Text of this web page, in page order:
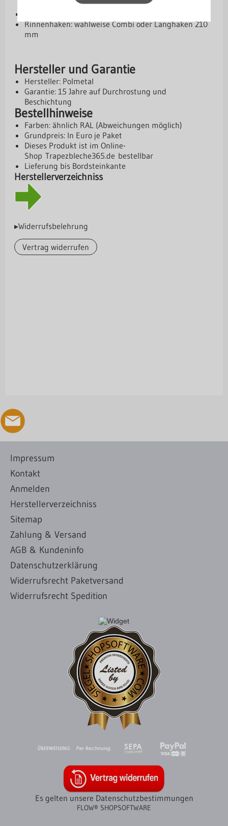
Rinnenhaken: wahlweise Combi oder Langhaken 210
mm
Hersteller und Garantie
Hersteller: Polmetal
Garantie: 15 Jahre auf Durchrostung und
Beschichtung
Bestellhinweise
Farben: ähnlich RAL (Abweichungen möglich)
Grundpreis: In Euro je Paket
Dieses Produkt ist im Online-
Shop Trapezbleche365.de bestellbar
Lieferung bis Bordsteinkante
Herstellerverzeichniss
▸Widerrufsbelehrung
Vertrag widerrufen
Impressum
Kontakt
Anmelden
Herstellerverzeichniss
Sitemap
Zahlung & Versand
AGB & Kundeninfo
Datenschutzerklärung
Widerrufsrecht Paketversand
Widerrufsrecht Spedition
Es gelten unsere Datenschutzbestimmungen
FLOW® SHOPSOFTWARE